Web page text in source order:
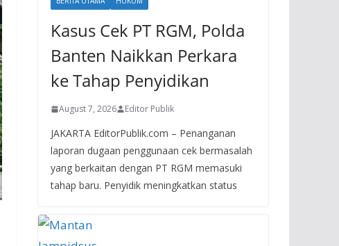
Kasus Cek PT RGM, Polda
Banten Naikkan Perkara
ke Tahap Penyidikan
August 7, 2026 Editor Publik
JAKARTA EditorPublik.com – Penanganan
laporan dugaan penggunaan cek bermasalah
yang berkaitan dengan PT RGM memasuki
tahap baru. Penyidik meningkatkan status